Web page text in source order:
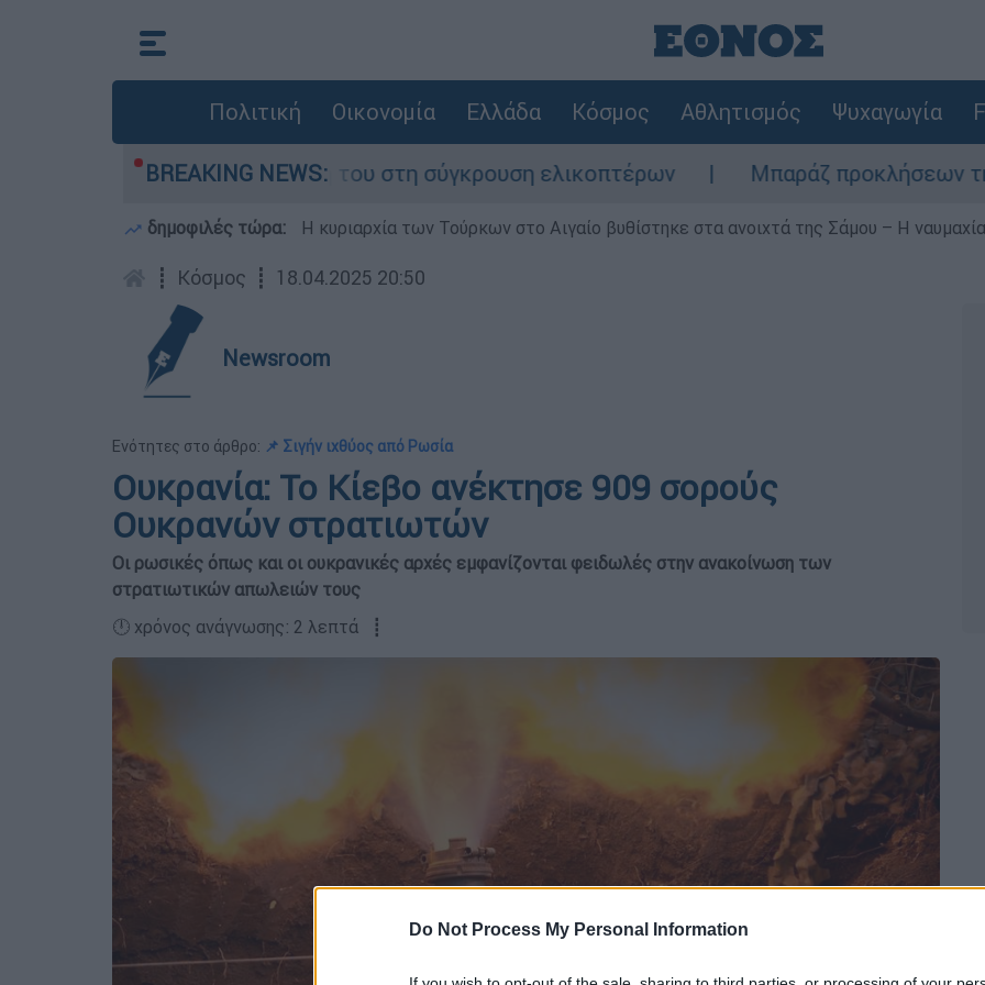
Do Not Process My Personal Information
Πολιτική Οικονομία Ελλάδα Κόσμος Αθλητισμός Ψυχαγωγία
BREAKING NEWS:
που έχασε τη ζωή του στη σύγκρουση ελικοπτέρων Μπαράζ προκλήσεων της
δημοφιλές τώρα: Η κυριαρχία των Τούρκων στο Αιγαίο βυθίστηκε στα ανοιχτά της Σάμου – Η
┋ Κόσμος ┋ 18.04.2025 20:50
Newsroom
Ενότητες στο άρθρο: 📌 Σιγήν ιχθύος από Ρωσία
Ουκρανία: Το Κίεβο ανέκτησε 909 σορούς
Ουκρανών στρατιωτών
Οι ρωσικές όπως και οι ουκρανικές αρχές εμφανίζονται φειδωλές στην ανακοίνωση των
στρατιωτικών απωλειών τους
🕛 χρόνος ανάγνωσης: 2 λεπτά ┋